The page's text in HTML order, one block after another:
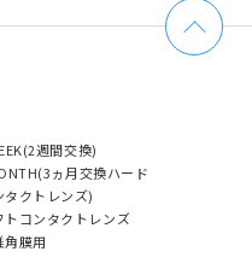
週間交換)
ヵ月交換ハード
タクトレンズ)
トコンタクトレンズ
角膜用